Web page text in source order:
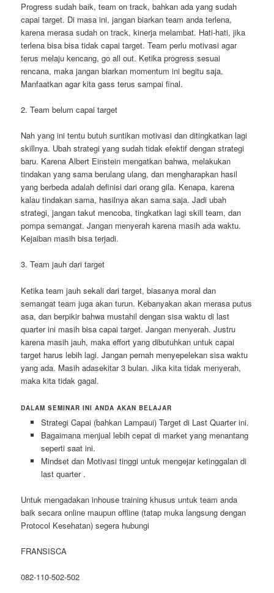
Progress sudah baik, team on track, bahkan ada yang sudah
capai target. Di masa ini, jangan biarkan team anda terlena,
karena merasa sudah on track, kinerja melambat. Hati-hati, jika
terlena bisa bisa tidak capai target. Team perlu motivasi agar
terus melaju kencang, go all out. Ketika progress sesuai
rencana, maka jangan biarkan momentum ini begitu saja.
Manfaatkan agar kita gass terus sampai final.
2. Team belum capai target
Nah yang ini tentu butuh suntikan motivasi dan ditingkatkan lagi
skillnya. Ubah strategi yang sudah tidak efektif dengan strategi
baru. Karena Albert Einstein mengatkan bahwa, melakukan
tindakan yang sama berulang ulang, dan mengharapkan hasil
yang berbeda adalah definisi dari orang gila. Kenapa, karena
kalau tindakan sama, hasilnya akan sama saja. Jadi ubah
strategi, jangan takut mencoba, tingkatkan lagi skill team, dan
pompa semangat. Jangan menyerah karena masih ada waktu.
Kejaiban masih bisa terjadi.
3. Team jauh dari target
Ketika team jauh sekali dari target, biasanya moral dan
semangat team juga akan turun. Kebanyakan akan merasa putus
asa, dan berpikir bahwa mustahil dengan sisa waktu di last
quarter ini masih bisa capai target. Jangan menyerah. Justru
karena masih jauh, maka effort yang dibutuhkan untuk capai
target harus lebih lagi. Jangan pernah menyepelekan sisa waktu
yang ada. Masih adasekitar 3 bulan. Jika kita tidak menyerah,
maka kita tidak gagal.
DALAM SEMINAR INI ANDA AKAN BELAJAR
Strategi Capai (bahkan Lampaui) Target di Last Quarter ini.
Bagaimana menjual lebih cepat di market yang menantang
seperti saat ini.
Mindset dan Motivasi tinggi untuk mengejar ketinggalan di
last quarter .
Untuk mengadakan inhouse training khusus untuk team anda
baik secara online maupun offline (tatap muka langsung dengan
Protocol Kesehatan) segera hubungi
FRANSISCA
082-110-502-502